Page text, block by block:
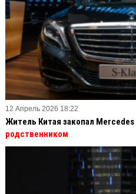
12 Апрель 2026 18:22
Житель Китая закопал Mercedes
родственником